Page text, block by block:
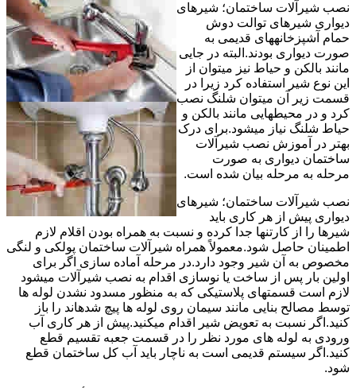
نصب شیرآلات ساختمان؛ شیرهای
دیواری شیرهای توالت دوش
حمام آشپزخانههای قدیمی به
صورت دیواری بودند.البته در جایی
مانند بالکن و حیاط نیز میتوان از
این نوع شیر استفاده کرد زیرا در
قسمت زیر آن میتوان شلنگ نصب
کرد و در محیطهایی مانند بالکن و
حیاط شلنگ نیاز میشود.برای درک
بهتر در آموزش نصب شیرآلات
ساختمان دیواری به صورت
مرحله به مرحله بیان شده است.
نصب شیرآلات ساختمان؛ شیرهای
دیواری پیش از هر کاری باید
شیرها را از کارتنها جدا کرده و نسبت به همراه بودن اقلام لازم
اطمینان حاصل شود.معمولاً همراه شیرآلات ساختمان پولکی و لنگی
مخصوص به آن شیر وجود دارد.در مرحله آماده سازی اگر برای
اولین بار پس از ساخت یا نوسازی اقدام به نصب شیرآلات میشود
لازم است قسمتهای پلاستیکی که به منظور مسدود نشدن لوله ها
توسط مصالح بنایی مانند سیمان روی لوله ها پیچ شدهاند را باز
کنید.اگر نسبت به تعویض شیر اقدام میکنید.پیش از هر کاری آب
ورودی به لوله های مورد نظر را در قسمت جعبه تقسیم قطع
کنید.اگر سیستم قدیمی است به ناچار باید آب کل ساختمان قطع
شود.